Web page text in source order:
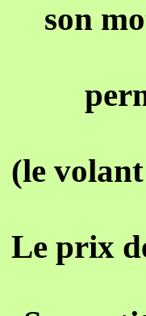
son
(le
Le prix